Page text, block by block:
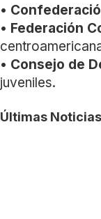
•
• Federación
• Consejo de
juveniles.
Últimas Noticias